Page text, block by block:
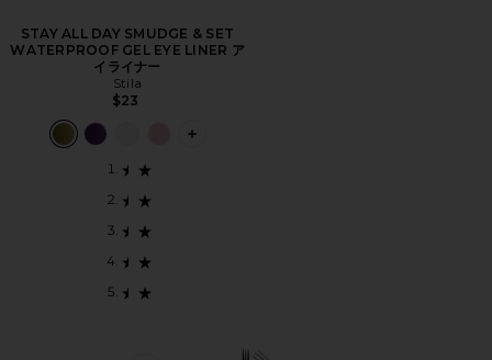
STAY ALL DAY SMUDGE & SET
WATERPROOF GEL EYE LINER ア
イライナー
Stila
$23
PLUS ICON TO SEE MORE OPTIONS